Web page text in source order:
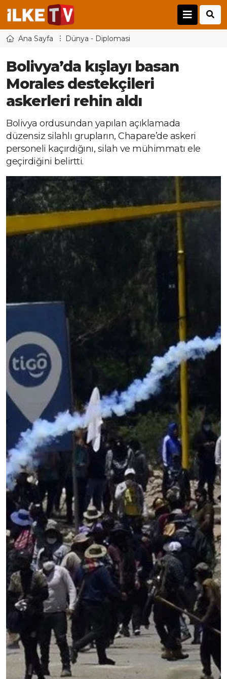
Ana Sayfa Dünya - Diplomasi
Bolivya’da kışlayı basan
Morales destekçileri
askerleri rehin aldı
Bolivya ordusundan yapılan açıklamada
düzensiz silahlı grupların, Chapare’de askeri
personeli kaçırdığını, silah ve mühimmatı ele
geçirdiğini belirtti.